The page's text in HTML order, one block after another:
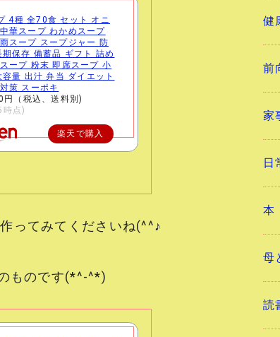
4種 全70食 セット オニ
華スープ わかめスープ
スープ スープジャー 防
保存 備蓄品 ギフト 詰め
ープ 粉末 即席スープ 小
量 出汁 弁当 ダイエット
策 スーポキ
（税込、送料別)
点)
楽天で購入
ってみてくださいね(^^♪
ものです(*^-^*)
健
前
家
日
本
母
読